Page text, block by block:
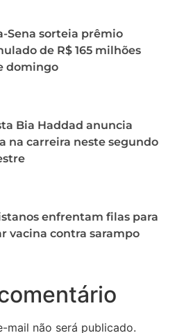
Sena sorteia prêmio
de R$ 165 milhões
domingo
Bia Haddad anuncia
na carreira neste segundo
enfrentam filas para
vacina contra sarampo
mail não será publicado.